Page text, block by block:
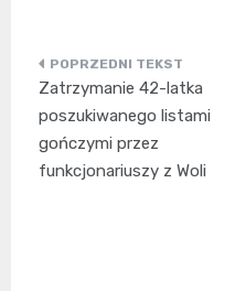
Nawigacja
wpisu
Zatrzymanie 42-latka
poszukiwanego listami
gończymi przez
funkcjonariuszy z Woli